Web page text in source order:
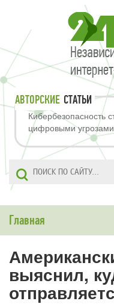
АВТОРСКИЕ СТАТЬИ
Кибербезопасность
цифровыми
Главная
выяснил,